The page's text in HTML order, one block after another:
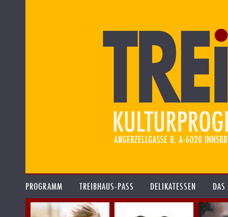
PROGRAMM TREIBHAUS-PASS DELIKATESSEN